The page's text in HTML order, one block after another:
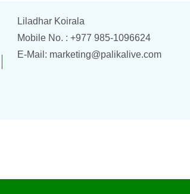
Liladhar Koirala
Mobile No. : +977 985-1096624
E-Mail: marketing@palikalive.com